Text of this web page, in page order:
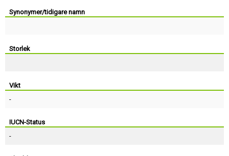
Synonymer/tidigare namn
Storlek
Vikt
-
IUCN-Status
-